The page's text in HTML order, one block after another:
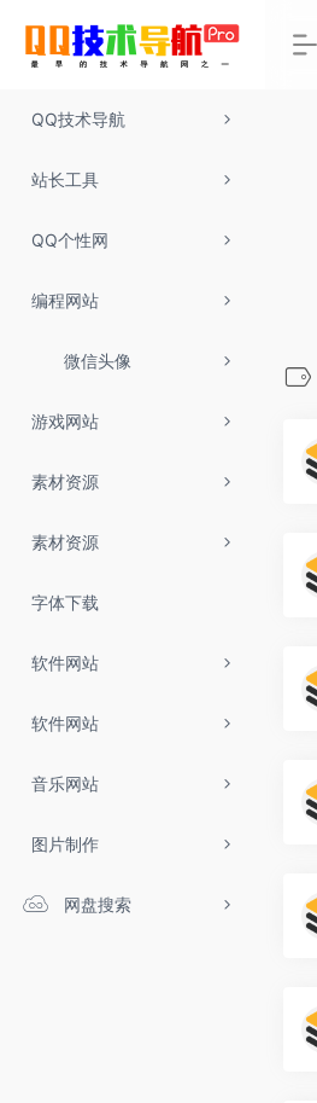
QQ技术导航
站长工具
QQ个性网
编程网站
微信头像
游戏网站
素材资源
素材资源
字体下载
软件网站
软件网站
音乐网站
图片制作
网盘搜索